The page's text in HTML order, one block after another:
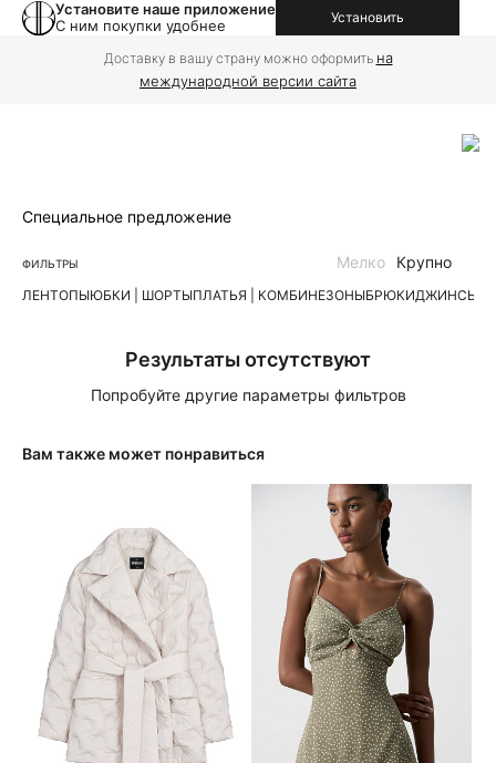
Установите наше приложение
С ним покупки удобнее
Установить
Доставку в вашу страну можно оформить на
международной версии сайта
Специальное предложение
ФИЛЬТРЫ
ЛЕНТОПЫЮБКИ | ШОРТЫПЛАТЬЯ | КОМБИНЕЗОНЫБРЮКИДЖИНСЫ
Мелко Крупно
Результаты отсутствуют
Попробуйте другие параметры фильтров
Вам также может понравиться